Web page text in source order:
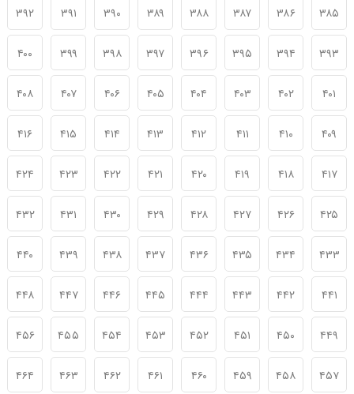
۳۸۵ ۳۸۶ ۳۸۷ ۳۸۸ ۳۸۹ ۳۹۰ ۳۹۱ ۳۹۲
۳۹۳ ۳۹۴ ۳۹۵ ۳۹۶ ۳۹۷ ۳۹۸ ۳۹۹ ۴۰۰
۴۰۱ ۴۰۲ ۴۰۳ ۴۰۴ ۴۰۵ ۴۰۶ ۴۰۷ ۴۰۸
۴۰۹ ۴۱۰ ۴۱۱ ۴۱۲ ۴۱۳ ۴۱۴ ۴۱۵ ۴۱۶
۴۱۷ ۴۱۸ ۴۱۹ ۴۲۰ ۴۲۱ ۴۲۲ ۴۲۳ ۴۲۴
۴۲۵ ۴۲۶ ۴۲۷ ۴۲۸ ۴۲۹ ۴۳۰ ۴۳۱ ۴۳۲
۴۳۳ ۴۳۴ ۴۳۵ ۴۳۶ ۴۳۷ ۴۳۸ ۴۳۹ ۴۴۰
۴۴۱ ۴۴۲ ۴۴۳ ۴۴۴ ۴۴۵ ۴۴۶ ۴۴۷ ۴۴۸
۴۴۹ ۴۵۰ ۴۵۱ ۴۵۲ ۴۵۳ ۴۵۴ ۴۵۵ ۴۵۶
۴۵۷ ۴۵۸ ۴۵۹ ۴۶۰ ۴۶۱ ۴۶۲ ۴۶۳ ۴۶۴